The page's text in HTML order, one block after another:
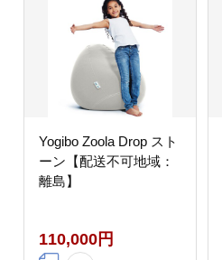
Yogibo Zoola Drop スト
ーン【配送不可地域：
離島】
110,000円